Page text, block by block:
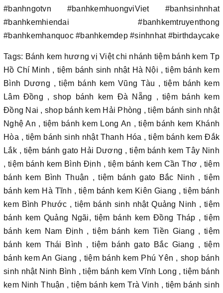
#banhngotvn #banhkemhuongviViet #banhsinhnhat
#banhkemhiendai #banhkemtruyenthong
#banhkemhanquoc #banhkemdep #sinhnhat #birthdaycake
Tags: Bánh kem hương vị Việt chi nhánh tiệm bánh kem Tp
Hồ Chí Minh , tiệm bánh sinh nhật Hà Nội , tiệm bánh kem
Bình Dương , tiệm bánh kem Vũng Tàu , tiệm bánh kem
Lâm Đồng , shop bánh kem Đà Nẵng , tiệm bánh kem
Đồng Nai , shop bánh kem Hải Phòng , tiệm bánh sinh nhật
Nghệ An , tiệm bánh kem Long An , tiệm bánh kem Khánh
Hòa , tiệm bánh sinh nhật Thanh Hóa , tiệm bánh kem Đắk
Lắk , tiệm bánh gato Hải Dương , tiệm bánh kem Tây Ninh
, tiệm bánh kem Bình Định , tiệm bánh kem Cần Thơ , tiệm
bánh kem Bình Thuận , tiệm bánh gato Bắc Ninh , tiệm
bánh kem Hà Tĩnh , tiệm bánh kem Kiên Giang , tiệm bánh
kem Bình Phước , tiệm bánh sinh nhật Quảng Ninh , tiệm
bánh kem Quảng Ngãi, tiệm bánh kem Đồng Tháp , tiệm
bánh kem Nam Định , tiệm bánh kem Tiền Giang , tiệm
bánh kem Thái Bình , tiệm bánh gato Bắc Giang , tiệm
bánh kem An Giang , tiệm bánh kem Phú Yên , shop bánh
sinh nhật Ninh Bình , tiệm bánh kem Vĩnh Long , tiệm bánh
kem Ninh Thuận , tiệm bánh kem Trà Vinh , tiệm bánh sinh